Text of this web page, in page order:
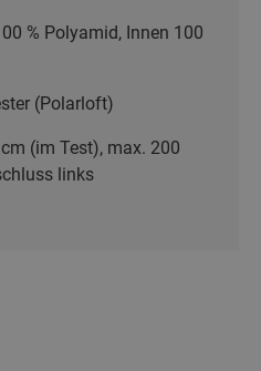
% Polyamid, Innen 100
(Polarloft)
(im Test), max. 200
links